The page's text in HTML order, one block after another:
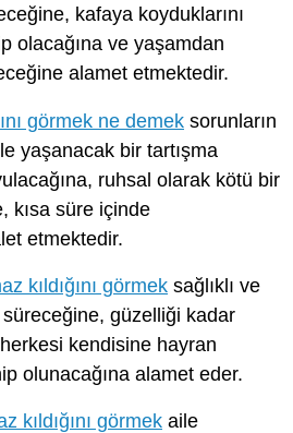
kafaya koyduklarını
olacağına ve yaşamdan
alamet etmektedir.
görmek ne demek sorunların
yaşanacak bir tartışma
ruhsal olarak kötü bir
kısa süre içinde
etmektedir.
kıldığını görmek sağlıklı ve
güzelliği kadar
kendisine hayran
olunacağına alamet eder.
kıldığını görmek aile